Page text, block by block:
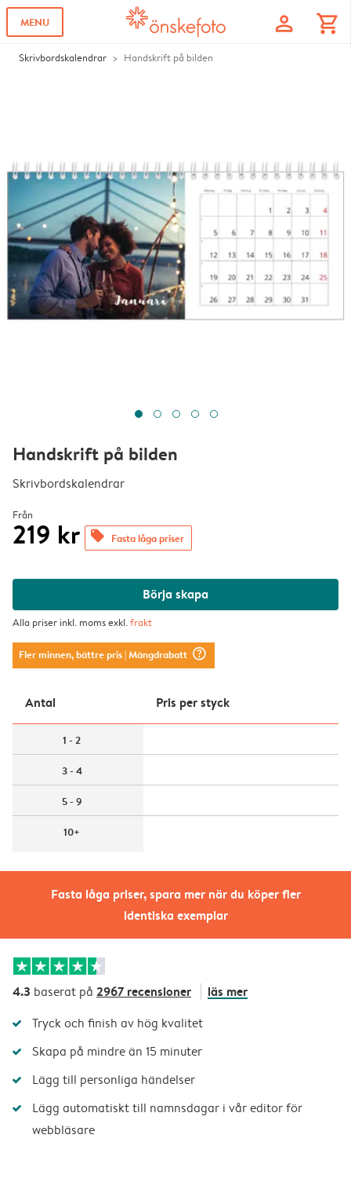
MENU profile shopping_cart
Skrivbordskalendrar Handskrift på bilden
Fasta låga priser, spara mer när du köper fler
identiska exemplar
Handskrift på bilden
Skrivbordskalendrar
Från
219 kr offers Fasta låga priser
Börja skapa
Alla priser inkl. moms exkl.frakt
Fler minnen, bättre pris| Mängdrabatt question_mark_circle
Antal Pris per styck
1 - 2
3 - 4
5 - 9
10+
4.3 baserat på 2967 recensioner läs mer
Tryck och finish av hög kvalitet
Skapa på mindre än 15 minuter
Lägg till personliga händelser
Lägg automatiskt till namnsdagar i vår editor för
webbläsare